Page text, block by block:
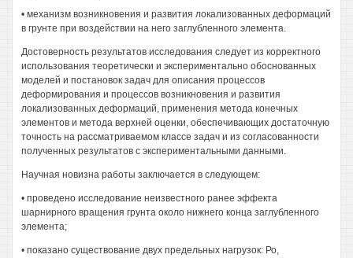
• механизм возникновения и развития локализованных деформаций
в грунте при воздействии на него заглубленного элемента.
Достоверность результатов исследования следует из корректного
использования теоретически и экспериментально обоснованных
моделей и постановок задач для описания процессов
деформирования и процессов возникновения и развития
локализованных деформаций, применения метода конечных
элементов и метода верхней оценки, обеспечивающих достаточную
точность на рассматриваемом классе задач и из согласованности
полученных результатов с экспериментальными данными.
Научная новизна работы заключается в следующем:
• проведено исследование неизвестного ранее эффекта
шарнирного вращения грунта около нижнего конца заглубленного
элемента;
• показано существование двух предельных нагрузок: Ро,